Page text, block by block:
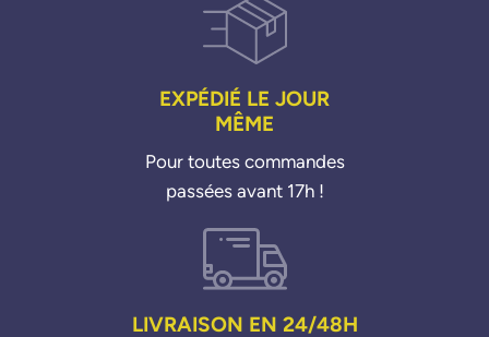
EXPÉDIÉ LE JOUR
MÊME
Pour toutes commandes
passées avant 17h !
LIVRAISON EN 24/48H